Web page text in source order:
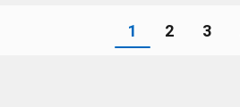
1 2 3